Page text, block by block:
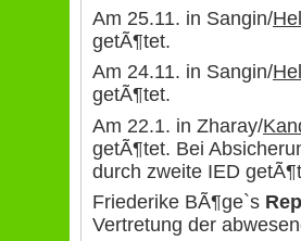
Am 25.11. in Sangin/
getÃ¶tet.
Am 24.11. in Sangin/
getÃ¶tet.
Am 22.1. in Zharay/
getÃ¶tet. Bei
durch zweite IED
Friederike BÃ¶ge`s
Vertretung der